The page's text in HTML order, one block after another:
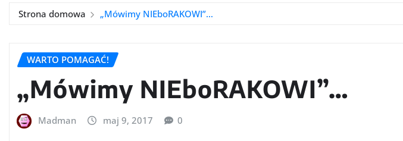
Strona domowa „Mówimy NIEboRAKOWI”…
WARTO POMAGAĆ!
„Mówimy NIEboRAKOWI”…
Madman maj 9, 2017 0